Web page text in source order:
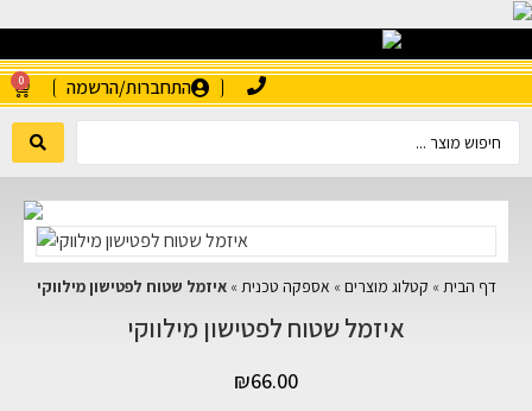
התחברות/הרשמה 0
דף הבית » קטלוג מוצרים » אספקה טכנית »איזמל שטוח לפטישון מילווקי
איזמל שטוח לפטישון מילווקי
₪66.00